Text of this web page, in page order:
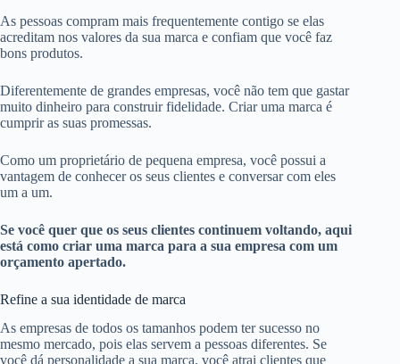
As pessoas compram mais frequentemente contigo se elas
acreditam nos valores da sua marca e confiam que você faz
bons produtos.
Diferentemente de grandes empresas, você não tem que gastar
muito dinheiro para construir fidelidade. Criar uma marca é
cumprir as suas promessas.
Como um proprietário de pequena empresa, você possui a
vantagem de conhecer os seus clientes e conversar com eles
um a um.
Se você quer que os seus clientes continuem voltando, aqui
está como criar uma marca para a sua empresa com um
orçamento apertado.
Refine a sua identidade de marca
As empresas de todos os tamanhos podem ter sucesso no
mesmo mercado, pois elas servem a pessoas diferentes. Se
você dá personalidade a sua marca, você atrai clientes que